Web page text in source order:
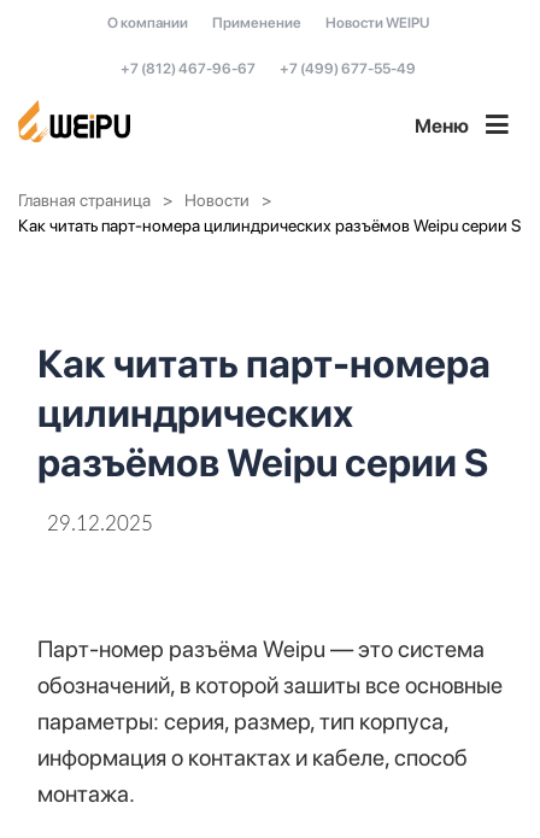
О компании Применение Новости WEIPU
+7 (812) 467-96-67 +7 (499) 677-55-49
Меню
Главная страница
Новости
Как читать парт-номера цилиндрических разъёмов Weipu серии S
Как читать парт-номера
цилиндрических
разъёмов Weipu серии S
29.12.2025
Парт-номер разъёма Weipu — это система
обозначений, в которой зашиты все основные
параметры: серия, размер, тип корпуса,
информация о контактах и кабеле, способ
монтажа.